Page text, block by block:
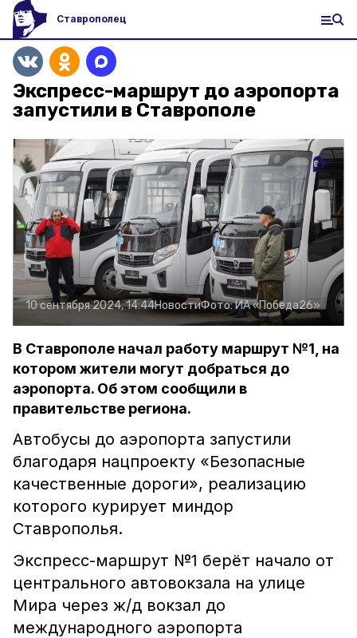
Ставрополец
Экспресс-маршрут до аэропорта
запустили в Ставрополе
10 сентября 2024, 14:44НовостиФото:ИА «Победа26»
В Ставрополе начал работу маршрут №1, на
котором жители могут добраться до
аэропорта. Об этом сообщили в
правительстве региона.
Автобусы до аэропорта запустили
благодаря нацпроекту «Безопасные
качественные дороги», реализацию
которого курирует миндор
Ставрополья.
Экспресс-маршрут №1 берёт начало от
центрального автовокзала на улице
Мира через ж/д вокзал до
международного аэропорта